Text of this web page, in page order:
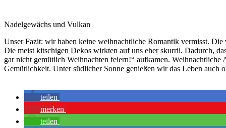
Nadelgewächs und Vulkan
Unser Fazit: wir haben keine weihnachtliche Romantik vermisst.
Die meist kitschigen Dekos wirkten auf uns eher skurril. Dadurch,
gar nicht gemütlich Weihnachten feiern!“ aufkamen.
Gemütlichkeit. Unter südlicher Sonne genießen wir das Leben auch
teilen
merken
teilen